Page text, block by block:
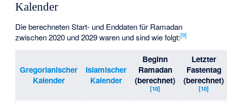
Kalender
Die berechneten Start- und Enddaten für Ramadan
zwischen 2020 und 2029 waren und sind wie folgt:[9]
Gregorianischer
Kalender
Islamischer
Kalender
Beginn
Ramadan
(berechnet)
[10]
Letzter
Fastentag
(berechnet)
[10]